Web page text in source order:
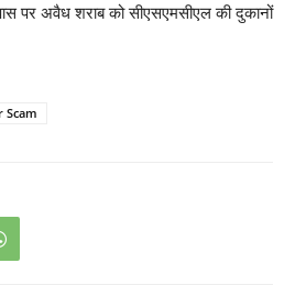
पास पर अवैध शराब को सीएसएमसीएल की दुकानों
Scam